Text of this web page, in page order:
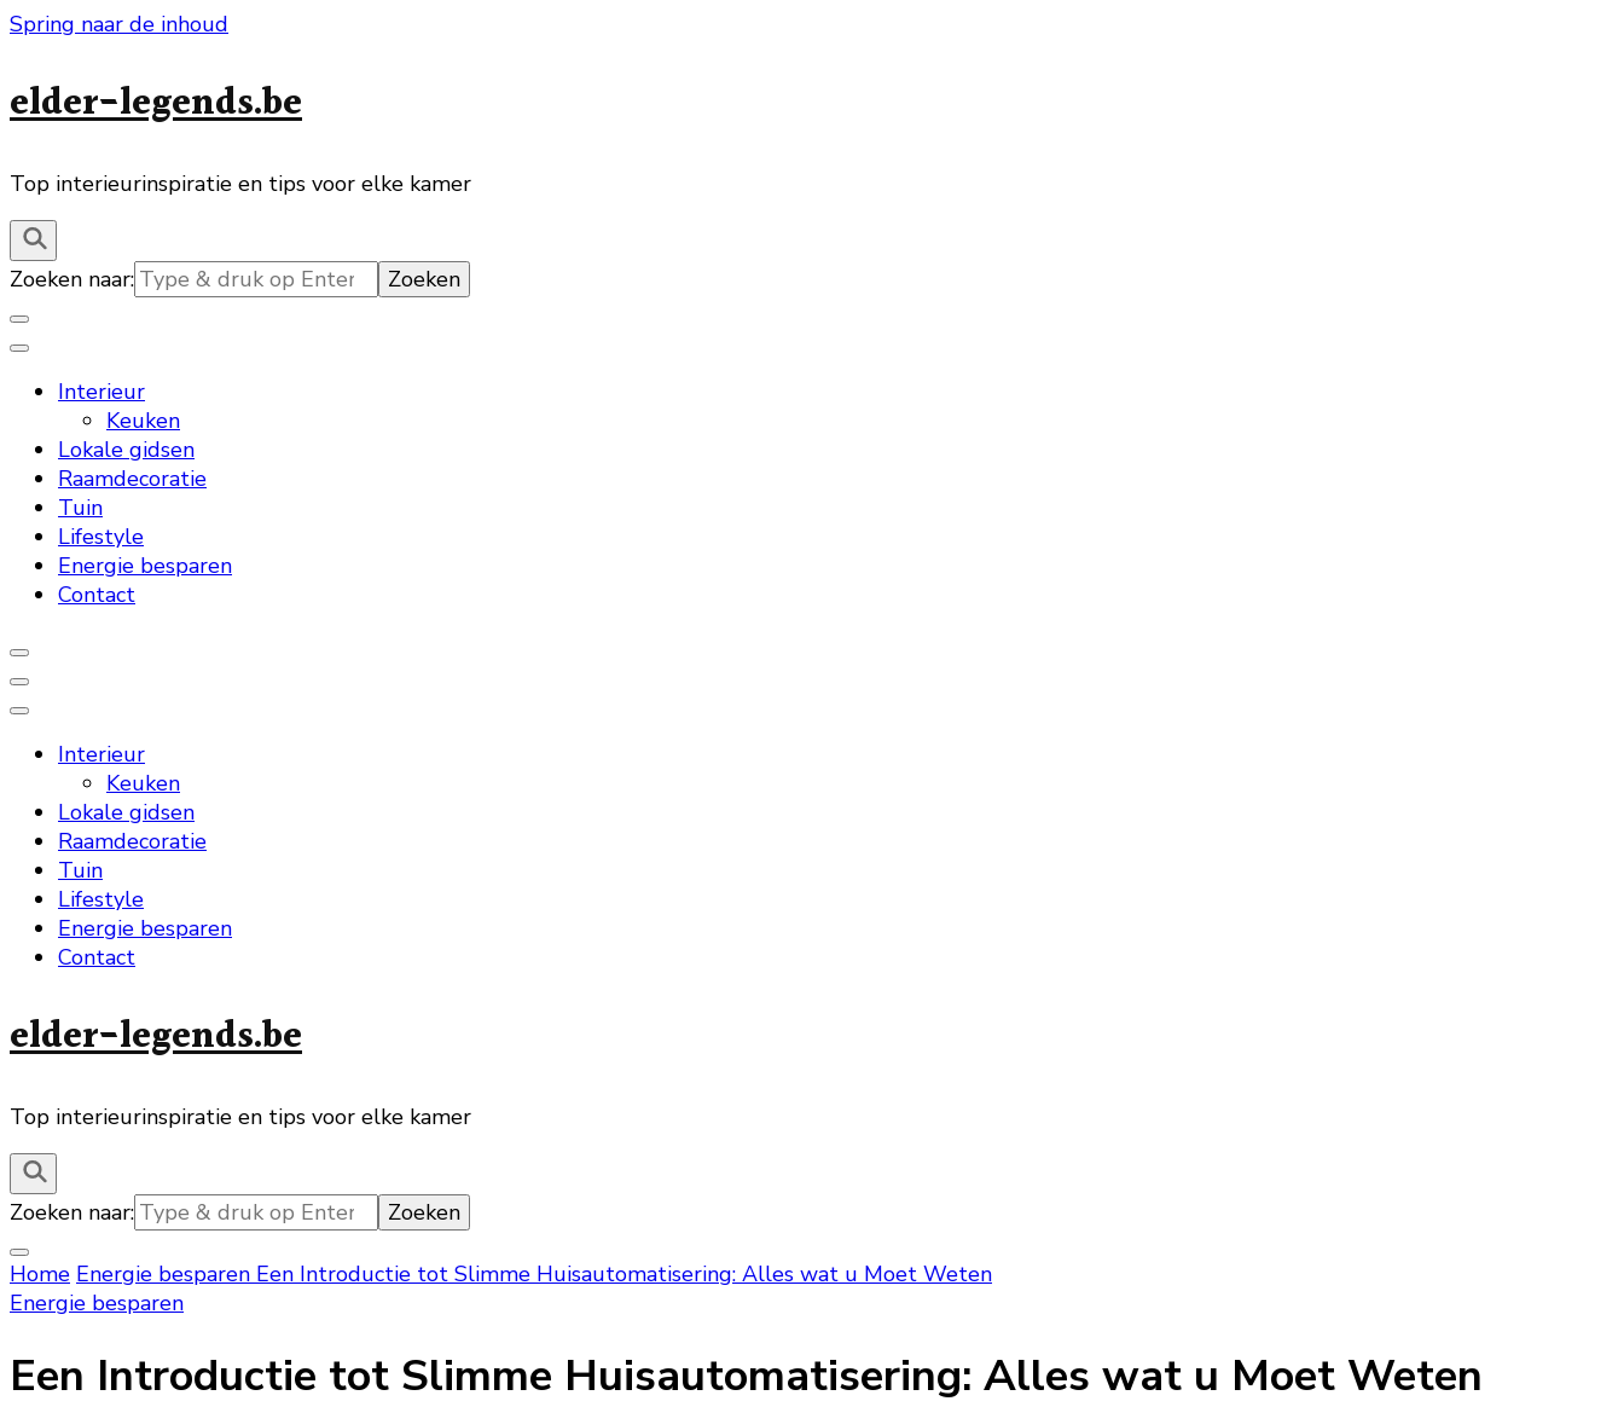
Spring naar de inhoud
elder-legends.be
Top interieurinspiratie en tips voor elke kamer
Zoeken naar:
Interieur
Keuken
Lokale gidsen
Raamdecoratie
Tuin
Lifestyle
Energie besparen
Contact
Interieur
Keuken
Lokale gidsen
Raamdecoratie
Tuin
Lifestyle
Energie besparen
Contact
elder-legends.be
Top interieurinspiratie en tips voor elke kamer
Zoeken naar:
Home Energie besparen Een Introductie tot Slimme Huisautomatisering: Alles wat u Moet Weten
Energie besparen
Een Introductie tot Slimme Huisautomatisering: Alles wat u Moet Weten